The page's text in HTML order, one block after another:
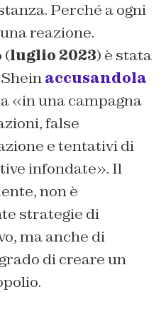
Perché a ogni
reazione.
(luglio 2023) è stata
accusandola
«in una campagna
false
e tentativi di
infondate». Il
non è
strategie di
ma anche di
di creare un